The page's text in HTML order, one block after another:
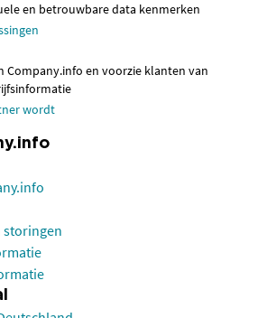
en betrouwbare data kenmerken
Company.info en voorzie klanten van
wordt
storingen